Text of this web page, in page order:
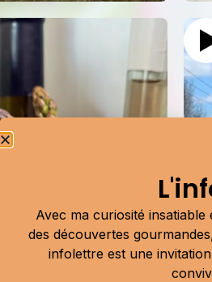
les
plus
22
Avec ma curiosité
des découvertes
infolettre est une